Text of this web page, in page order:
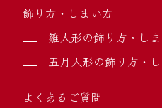
飾り方・しまい方
雛人形の飾り方・しま
五月人形の飾り方・し
よくあるご質問